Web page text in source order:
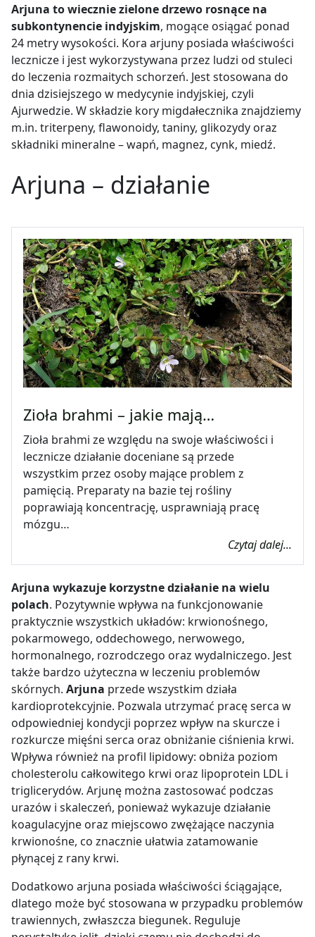
Arjuna to wiecznie zielone drzewo rosnące na
subkontynencie indyjskim, mogące osiągać ponad
24 metry wysokości. Kora arjuny posiada właściwości
lecznicze i jest wykorzystywana przez ludzi od stuleci
do leczenia rozmaitych schorzeń. Jest stosowana do
dnia dzisiejszego w medycynie indyjskiej, czyli
Ajurwedzie. W składzie kory migdałecznika znajdziemy
m.in. triterpeny, flawonoidy, taniny, glikozydy oraz
składniki mineralne–wapń, magnez, cynk, miedź.
Arjuna – działanie
Zioła brahmi – jakie mają…
Zioła brahmi ze względu na swoje właściwości i
lecznicze działanie doceniane są przede
wszystkim przez osoby mające problem z
pamięcią. Preparaty na bazie tej rośliny
poprawiają koncentrację, usprawniają pracę
mózgu…
Czytaj dalej...
Arjuna wykazuje korzystne działanie na wielu
polach. Pozytywnie wpływa na funkcjonowanie
praktycznie wszystkich układów: krwionośnego,
pokarmowego, oddechowego, nerwowego,
hormonalnego, rozrodczego oraz wydalniczego. Jest
także bardzo użyteczna w leczeniu problemów
skórnych. Arjuna przede wszystkim działa
kardioprotekcyjnie. Pozwala utrzymać pracę serca w
odpowiedniej kondycji poprzez wpływ na skurcze i
rozkurcze mięśni serca oraz obniżanie ciśnienia krwi.
Wpływa również na profil lipidowy: obniża poziom
cholesterolu całkowitego krwi oraz lipoprotein LDL i
triglicerydów. Arjunę można zastosować podczas
urazów i skaleczeń, ponieważ wykazuje działanie
koagulacyjne oraz miejscowo zwężające naczynia
krwionośne, co znacznie ułatwia zatamowanie
płynącej z rany krwi.
Dodatkowo arjuna posiada właściwości ściągające,
dlatego może być stosowana w przypadku problemów
trawiennych, zwłaszcza biegunek. Reguluje